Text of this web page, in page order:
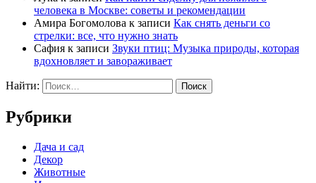
человека в Москве: советы и рекомендации
Амира Богомолова к записи Как снять деньги со
стрелки: все, что нужно знать
Сафия к записи Звуки птиц: Музыка природы, которая
вдохновляет и завораживает
Найти:
Рубрики
Дача и сад
Декор
Животные